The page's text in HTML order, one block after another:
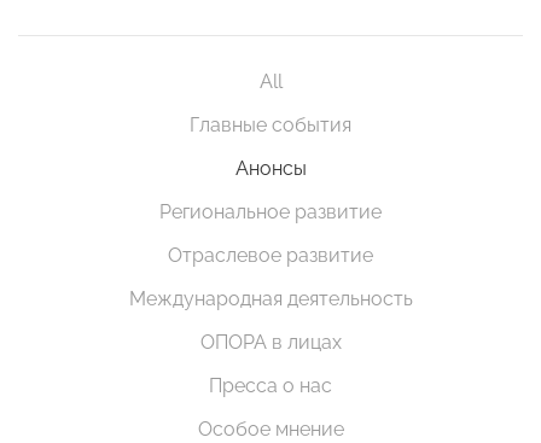
All
Главные события
Анонсы
Региональное развитие
Отраслевое развитие
Международная деятельность
ОПОРА в лицах
Пресса о нас
Особое мнение